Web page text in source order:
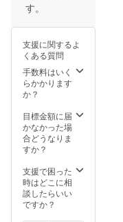
くださ
換券を
お渡し
いたし
ます。
す。
支援に関するよ
くある質問
手数料はいく
らかかります
か？
目標金額に届
かなかった場
合どうなりま
すか？
支援で困った
時はどこに相
談したらいい
ですか？